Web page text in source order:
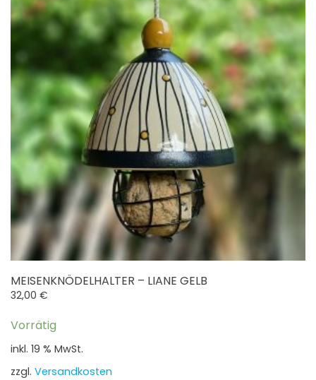
MEISENKNÖDELHALTER – LIANE GELB
32,00 €
Vorrätig
inkl. 19 % MwSt.
zzgl. Versandkosten